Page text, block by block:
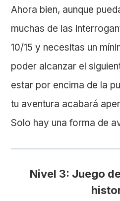
Ahora bien, aunque
muchas de las
10/15 y necesitas un
poder alcanzar el
estar por encima de la
tu aventura acabará
Solo hay una forma de
Nivel 3: Juego